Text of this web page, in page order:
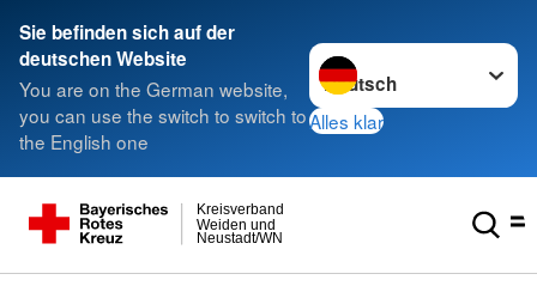
Sie befinden sich auf der
deutschen Website
You are on the German website,
you can use the switch to switch to
the English one
Sprache wechseln zu
Alles klar
Neustadt/WN
Weiden und
Kreisverband